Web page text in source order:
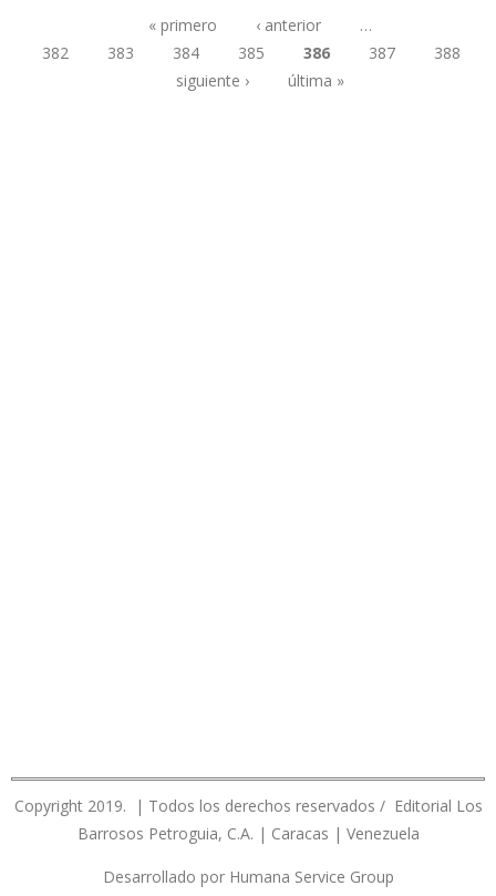
Páginas
« primero ‹ anterior
…
382
383 384 385 386 387
388
siguiente ›
última »
Copyright 2019. | Todos los derechos reservados / Editorial Los
Barrosos Petroguia, C.A. | Caracas | Venezuela
Desarrollado por Humana Service Group